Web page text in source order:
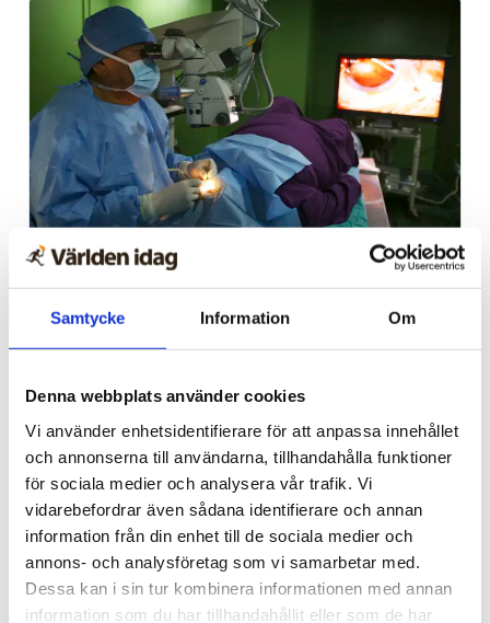
Samtycke Information Om
Denna webbplats använder cookies
Vi använder enhetsidentifierare för att anpassa innehållet
och annonserna till användarna, tillhandahålla funktioner
för sociala medier och analysera vår trafik. Vi
vidarebefordrar även sådana identifierare och annan
information från din enhet till de sociala medier och
annons- och analysföretag som vi samarbetar med.
Dessa kan i sin tur kombinera informationen med annan
information som du har tillhandahållit eller som de har
Trinidad och Tobago
Tusentals i Karibien fick
synen återställd – tack